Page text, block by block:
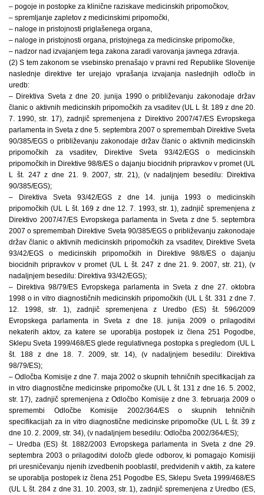
– pogoje in postopke za klinične raziskave medicinskih pripomočkov,
– spremljanje zapletov z medicinskimi pripomočki,
– naloge in pristojnosti priglašenega organa,
– naloge in pristojnosti organa, pristojnega za medicinske pripomočke,
– nadzor nad izvajanjem tega zakona zaradi varovanja javnega zdravja.
(2) S tem zakonom se vsebinsko prenašajo v pravni red Republike Slovenije
naslednje direktive ter urejajo vprašanja izvajanja naslednjih odločb in
uredb:
– Direktiva Sveta z dne 20. junija 1990 o približevanju zakonodaje držav
članic o aktivnih medicinskih pripomočkih za vsaditev (UL L št. 189 z dne 20.
7. 1990, str. 17), zadnjič spremenjena z Direktivo 2007/47/ES Evropskega
parlamenta in Sveta z dne 5. septembra 2007 o spremembah Direktive Sveta
90/385/EGS o približevanju zakonodaje držav članic o aktivnih medicinskih
pripomočkih za vsaditev, Direktive Sveta 93/42/EGS o medicinskih
pripomočkih in Direktive 98/8/ES o dajanju biocidnih pripravkov v promet (UL
L št. 247 z dne 21. 9. 2007, str. 21), (v nadaljnjem besedilu: Direktiva
90/385/EGS);
– Direktiva Sveta 93/42/EGS z dne 14. junija 1993 o medicinskih
pripomočkih (UL L št. 169 z dne 12. 7. 1993, str. 1), zadnjič spremenjena z
Direktivo 2007/47/ES Evropskega parlamenta in Sveta z dne 5. septembra
2007 o spremembah Direktive Sveta 90/385/EGS o približevanju zakonodaje
držav članic o aktivnih medicinskih pripomočkih za vsaditev, Direktive Sveta
93/42/EGS o medicinskih pripomočkih in Direktive 98/8/ES o dajanju
biocidnih pripravkov v promet (UL L št. 247 z dne 21. 9. 2007, str. 21), (v
nadaljnjem besedilu: Direktiva 93/42/EGS);
– Direktiva 98/79/ES Evropskega parlamenta in Sveta z dne 27. oktobra
1998 o in vitro diagnostičnih medicinskih pripomočkih (UL L št. 331 z dne 7.
12. 1998, str. 1), zadnjič spremenjena z Uredbo (ES) št. 596/2009
Evropskega parlamenta in Sveta z dne 18. junija 2009 o prilagoditvi
nekaterih aktov, za katere se uporablja postopek iz člena 251 Pogodbe,
Sklepu Sveta 1999/468/ES glede regulativnega postopka s pregledom (UL L
št. 188 z dne 18. 7. 2009, str. 14), (v nadaljnjem besedilu: Direktiva
98/79/ES);
– Odločba Komisije z dne 7. maja 2002 o skupnih tehničnih specifikacijah za
in vitro diagnostične medicinske pripomočke (UL L št. 131 z dne 16. 5. 2002,
str. 17), zadnjič spremenjena z Odločbo Komisije z dne 3. februarja 2009 o
spremembi Odločbe Komisije 2002/364/ES o skupnih tehničnih
specifikacijah za in vitro diagnostične medicinske pripomočke (UL L št. 39 z
dne 10. 2. 2009, str. 34), (v nadaljnjem besedilu: Odločba 2002/364/ES);
– Uredba (ES) št. 1882/2003 Evropskega parlamenta in Sveta z dne 29.
septembra 2003 o prilagoditvi določb glede odborov, ki pomagajo Komisiji
pri uresničevanju njenih izvedbenih pooblastil, predvidenih v aktih, za katere
se uporablja postopek iz člena 251 Pogodbe ES, Sklepu Sveta 1999/468/ES
(UL L št. 284 z dne 31. 10. 2003, str. 1), zadnjič spremenjena z Uredbo (ES,